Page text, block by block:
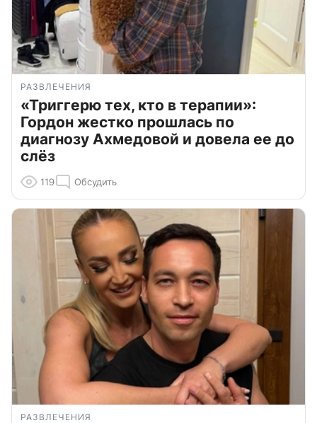
РАЗВЛЕЧЕНИЯ
«Триггерю тех, кто в терапии»:
Гордон жестко прошлась по
диагнозу Ахмедовой и довела ее до
слёз
119 Обсудить
РАЗВЛЕЧЕНИЯ